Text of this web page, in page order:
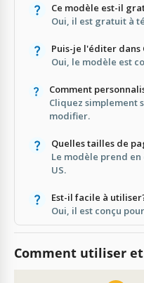
Ce modèle est-il
Oui, il est gratuit à
Puis-je l'éditer dans
Oui, le modèle est
Comment
Cliquez simplement
modifier.
Quelles tailles de
Le modèle prend
US.
Est-il facile à
Oui, il est conçu
Comment utiliser